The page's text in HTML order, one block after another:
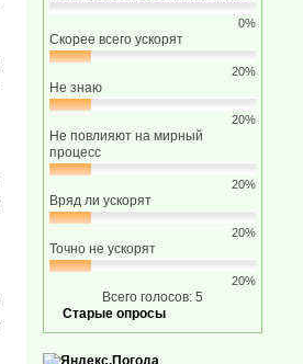
0%
Скорее всего ускорят
20%
Не знаю
20%
Не повлияют на мирный
процесс
20%
Вряд ли ускорят
20%
Точно не ускорят
20%
Всего голосов: 5
Старые опросы